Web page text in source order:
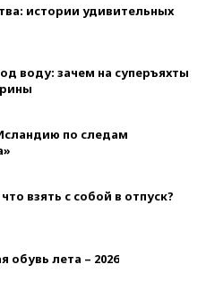
истории удивительных
воду: зачем на суперъяхты
по следам
взять с собой в отпуск?
обувь лета – 2026